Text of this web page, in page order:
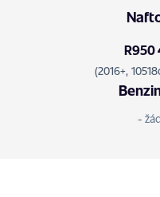
R950
(2016+,
-